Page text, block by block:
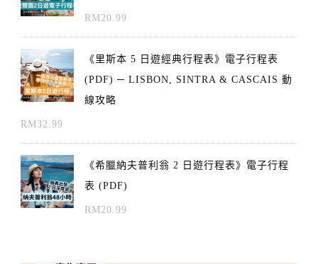
RM20.99
《里斯本 5 日遊經典行程表》電子行程表
(PDF) ─ LISBON, SINTRA & CASCAIS 動
線攻略
RM32.99
《希臘納夫普利翁 2 日遊行程表》電子行程
表 (PDF)
RM20.99